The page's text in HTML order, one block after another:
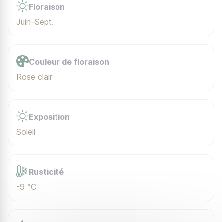
Floraison
Juin–Sept.
Couleur de floraison
Rose clair
Exposition
Soleil
Rusticité
-9 °C